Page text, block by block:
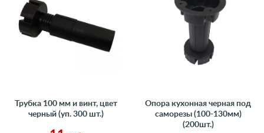
Трубка 100 мм и винт, цвет
черный (уп. 300 шт.)
Опора кухонная черная под
саморезы (100-130мм)
(200шт.)